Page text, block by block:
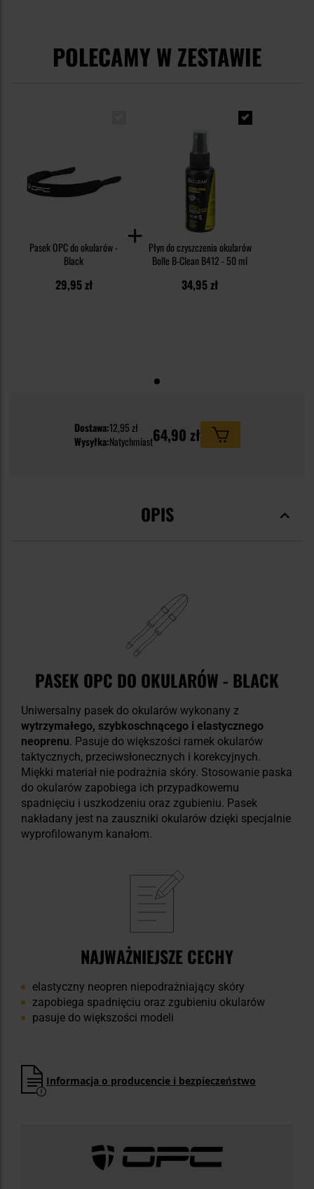
POLECAMY W ZESTAWIE
Pasek OPC do okularów -
Black
29,95 zł
Płyn do czyszczenia okularów
Bolle B-Clean B412 - 50 ml
34,95 zł
Dostawa:12,95 zł
Wysyłka:Natychmiast64,90 zł
OPIS
PASEK OPC DO OKULARÓW - BLACK
Uniwersalny pasek do okularów wykonany z
wytrzymałego, szybkoschnącego i elastycznego
neoprenu. Pasuje do większości ramek okularów
taktycznych, przeciwsłonecznych i korekcyjnych.
Miękki materiał nie podrażnia skóry. Stosowanie paska
do okularów zapobiega ich przypadkowemu
spadnięciu i uszkodzeniu oraz zgubieniu. Pasek
nakładany jest na zauszniki okularów dzięki specjalnie
wyprofilowanym kanałom.
NAJWAŻNIEJSZE CECHY
elastyczny neopren niepodrażniający skóry
zapobiega spadnięciu oraz zgubieniu okularów
pasuje do większości modeli
Informacja o producencie i bezpieczeństwo